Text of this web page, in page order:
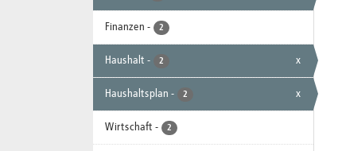
Finanzen - 2
Haushalt - 2 x
Haushaltsplan - 2 x
Wirtschaft - 2